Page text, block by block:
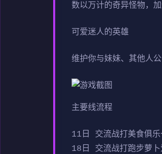
数以万计的奇异怪物，
可爱迷人的英雄
维护你与妹妹、其他人
主要线流程
11日 交流战打美食俱
18日 交流战打跑步萝